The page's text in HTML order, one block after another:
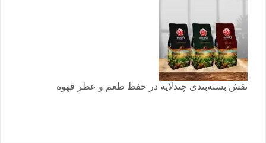
نقش بسته‌بندی چندلایه در حفظ طعم و عطر قهوه